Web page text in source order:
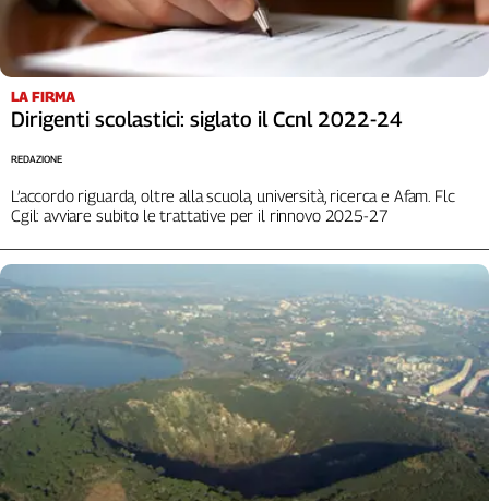
Liguria
Lombardia
Marche
Piemonte
Puglia
Toscana
Umbria
Valle
D'Aosta
Veneto
Archivio
Storico
1955-
2014
LA FIRMA
Dirigenti scolastici: siglato il Ccnl 2022-24
L’accordo riguarda, oltre alla scuola, università, ricerca e Afam. Flc
Cgil: avviare subito le trattative per il rinnovo 2025-27
REDAZIONE